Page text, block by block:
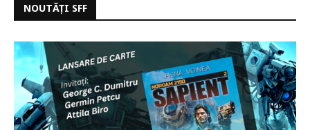
NOUTĂȚI SFF